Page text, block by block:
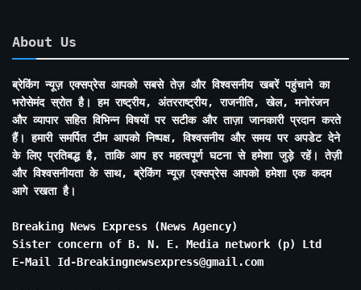
About Us
ब्रेकिंग न्यूज़ एक्सप्रेस आपको सबसे तेज़ और विश्वसनीय खबरें पहुंचाने का
भरोसेमंद स्रोत है। हम राष्ट्रीय, अंतरराष्ट्रीय, राजनीति, खेल, मनोरंजन
और व्यापार सहित विभिन्न विषयों पर सटीक और ताज़ा जानकारी प्रदान करते
हैं। हमारी समर्पित टीम आपको निष्पक्ष, विश्वसनीय और समय पर अपडेट देने
के लिए प्रतिबद्ध है, ताकि आप हर महत्वपूर्ण घटना से हमेशा जुड़े रहें। तेज़ी
और विश्वसनीयता के साथ, ब्रेकिंग न्यूज़ एक्सप्रेस आपको हमेशा एक कदम
आगे रखता है।
Breaking News Express (News Agency)
Sister concern of B. N. E. Media network (p) Ltd
E-Mail Id-Breakingnewsexpress@gmail.com